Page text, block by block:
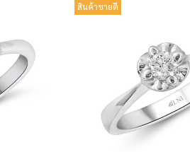
สินค้าขายดี